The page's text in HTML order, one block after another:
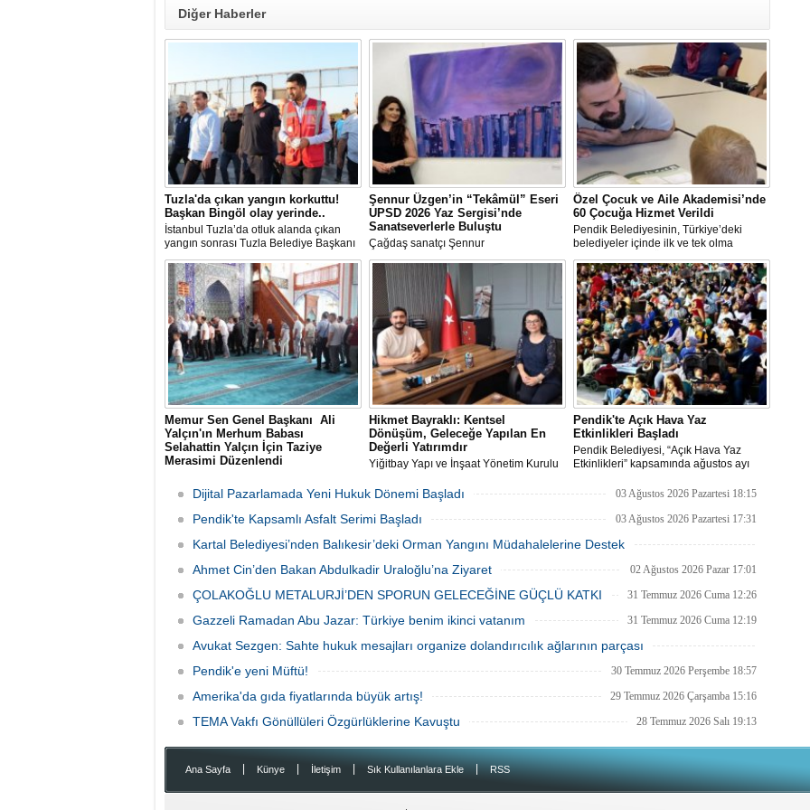
Diğer Haberler
Tuzla'da çıkan yangın korkuttu!
Başkan Bingöl olay yerinde..
İstanbul Tuzla’da otluk alanda çıkan
yangın sonrası Tuzla Belediye Başkanı
Av. Eren Ali Bingöl de bölgeye giderek
incelemelerde bulundu.
Şennur Üzgen’in “Tekâmül” Eseri
UPSD 2026 Yaz Sergisi’nde
Sanatseverlerle Buluştu
Çağdaş sanatçı Şennur
Üzgen’in Tekâmül adlı eseri,
Uluslararası Plastik Sanatlar Derneği
(UPSD) tarafından düzenlenen 2026
Yaz Sergisi’nde sanatseverlerle buluştu.
Özel Çocuk ve Aile Akademisi’nde
60 Çocuğa Hizmet Verildi
Pendik Belediyesinin, Türkiye’deki
belediyeler içinde ilk ve tek olma
özelliği taşıyan “Özel Çocuk ve Aile
Akademisi” programından ilk dönemde
60 özel çocuk yararlandı.
Memur Sen Genel Başkanı Ali
Yalçın'ın Merhum Babası
Selahattin Yalçın İçin Taziye
Merasimi Düzenlendi
rahmet-i Rahman'a kavuşan kıymetli
babası Selahattin Yalçın için, Eğitim-Bir-
Sen İstanbul Şubelerinin
günü Sultanbeyli Abdurrahmangazi
Hikmet Bayraklı: Kentsel
Dönüşüm, Geleceğe Yapılan En
Değerli Yatırımdır
Yiğitbay Yapı ve İnşaat Yönetim Kurulu
Bayraklı, emlak ve gayrimenkul
danışmanı Aslı Alan’ı çalışma ofisinde
ağırladı
Pendik'te Açık Hava Yaz
Etkinlikleri Başladı
Pendik Belediyesi, “Açık Hava Yaz
Etkinlikleri” kapsamında ağustos ayı
geceleri ve açık hava tiyatrolarıyla
etkinliklerinde buluşturuyor.
Dijital Pazarlamada Yeni Hukuk Dönemi Başladı 03 Ağustos 2026 Pazartesi 18:15
Pendik'te Kapsamlı Asfalt Serimi Başladı 03 Ağustos 2026 Pazartesi 17:31
Kartal Belediyesi’nden Balıkesir’deki Orman Yangını Müdahalelerine Destek
03 Ağustos 2026 Pazartesi 11:55
Ahmet Cin’den Bakan Abdulkadir Uraloğlu’na Ziyaret 02 Ağustos 2026 Pazar 17:01
ÇOLAKOĞLU METALURJİ’DEN SPORUN GELECEĞİNE GÜÇLÜ KATKI 31 Temmuz 2026 Cuma 12:26
Gazzeli Ramadan Abu Jazar: Türkiye benim ikinci vatanım 31 Temmuz 2026 Cuma 12:19
Avukat Sezgen: Sahte hukuk mesajları organize dolandırıcılık ağlarının parçası
31 Temmuz 2026 Cuma 12:10
Pendik'e yeni Müftü! 30 Temmuz 2026 Perşembe 18:57
Amerika'da gıda fiyatlarında büyük artış! 29 Temmuz 2026 Çarşamba 15:16
TEMA Vakfı Gönüllüleri Özgürlüklerine Kavuştu 28 Temmuz 2026 Salı 19:13
Ana Sayfa Künye İletişim Sık Kullanılanlara Ekle | RSS